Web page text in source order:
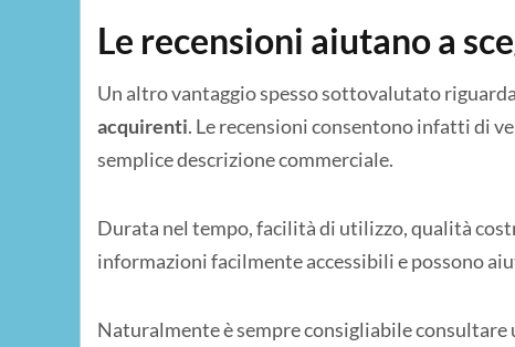
Le recensioni aiutano a
Un altro vantaggio spesso sottovalutato
acquirenti. Le recensioni consentono infatti di
semplice descrizione commerciale.
Durata nel tempo, facilità di utilizzo, qualità
informazioni facilmente accessibili e possono
Naturalmente è sempre consigliabile consultare